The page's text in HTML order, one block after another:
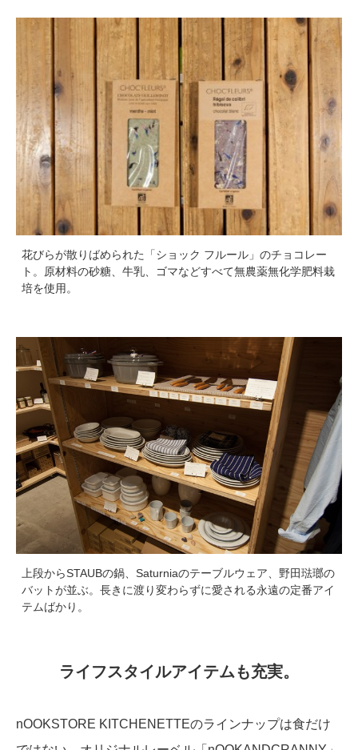
花びらが散りばめられた「ショック フルール」のチョコレー
ト。原材料の砂糖、牛乳、ゴマなどすべて無農薬無化学肥料栽
培を使用。
上段からSTAUBの鍋、Saturniaのテーブルウェア、野田琺瑯の
バットが並ぶ。長きに渡り変わらずに愛される永遠の定番アイ
テムばかり。
ライフスタイルアイテムも充実。
nOOKSTORE KITCHENETTEのラインナップは食だけ